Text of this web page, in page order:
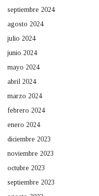
septiembre 2024
agosto 2024
julio 2024
junio 2024
mayo 2024
abril 2024
marzo 2024
febrero 2024
enero 2024
diciembre 2023
noviembre 2023
octubre 2023
septiembre 2023